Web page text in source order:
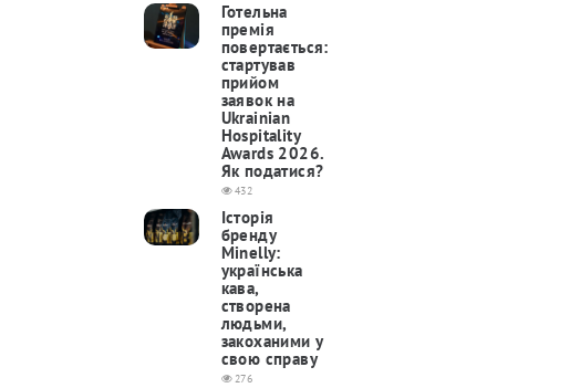
Готельна
премія
повертається:
cтартував
прийом
заявок на
Ukrainian
Hospitality
Awards 2026.
Як податися?
432
Історія
бренду
Minelly:
українська
кава,
створена
людьми,
закоханими у
свою справу
276